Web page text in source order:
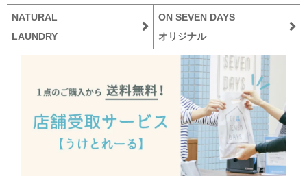
NATURAL
LAUNDRY
ON SEVEN DAYS
オリジナル